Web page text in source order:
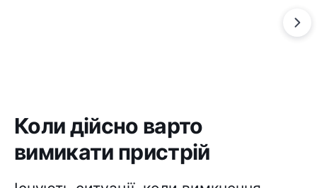
Коли дійсно варто
вимикати пристрій